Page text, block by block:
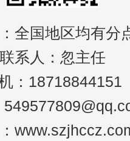
全国地区均有分
联系人：忽主任
：18718844151